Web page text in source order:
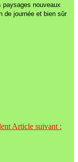
paysages nouveaux
de journée et bien sûr
Article suivant :